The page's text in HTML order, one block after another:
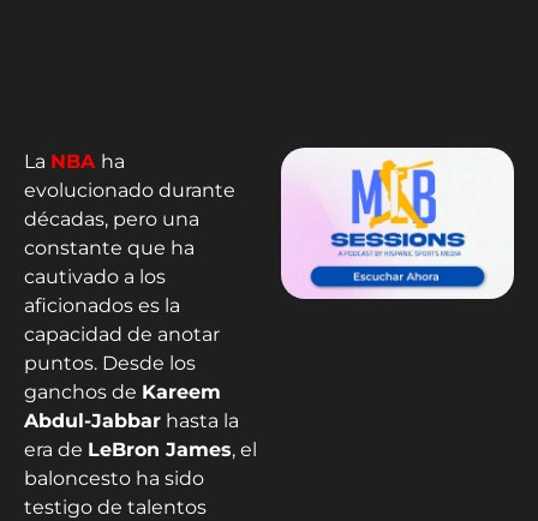
La NBA ha
evolucionado durante
décadas, pero una
constante que ha
cautivado a los
aficionados es la
capacidad de anotar
puntos. Desde los
ganchos de Kareem
Abdul-Jabbar hasta la
era de LeBron James, el
baloncesto ha sido
testigo de talentos